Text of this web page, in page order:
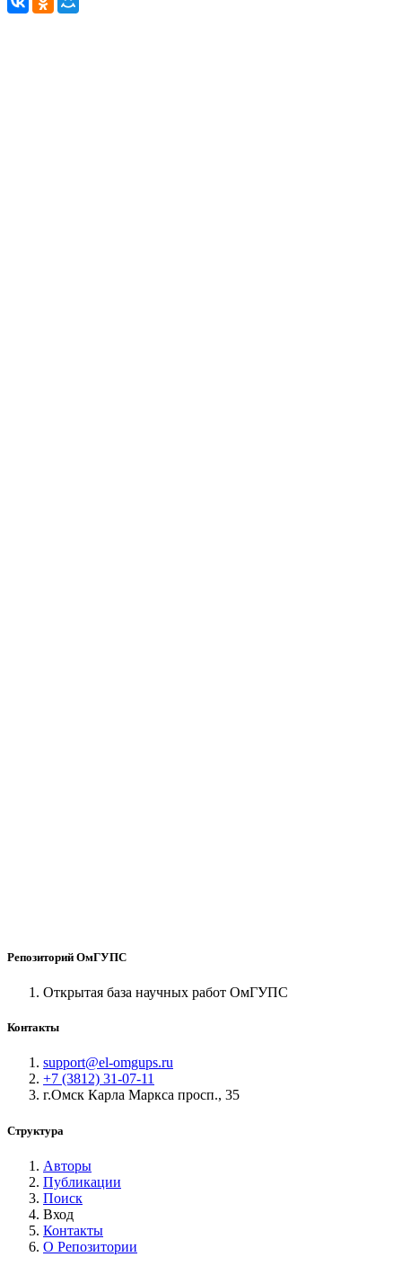
Репозиторий ОмГУПС
Открытая база научных работ ОмГУПС
Контакты
support@el-omgups.ru
+7 (3812) 31-07-11
г.Омск Карла Маркса просп., 35
Структура
Авторы
Публикации
Поиск
Вход
Контакты
О Репозитории